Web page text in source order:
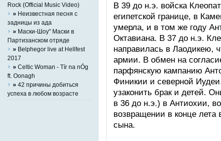
В 39 до н.э. войска
египетской границе, в
умерла, и в том же году
Октавиана. В 37 до н.э.
направилась в Лаодикею,
армии. В обмен на
парфянскую кампанию
Финикии и северной
узаконить брак и детей.
в 36 до н.э.) в Антиохии,
возвращении в конце
сына.
Rock (Official Music Video)
» Неизвестная песня с
задницы из ада
» Маски-Шоу" Маски в
Партизанском отряде
» Belphegor live at Hellfest
2017
» Celtic Woman - Tír na nÓg
ft. Oonagh
» 42 причины добиться
успеха в любом возрасте